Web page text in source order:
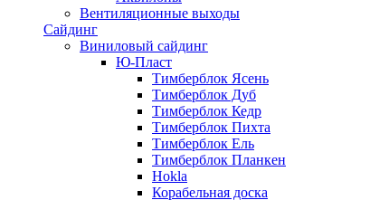
Вентиляционные выходы
Сайдинг
Виниловый сайдинг
Ю-Пласт
Тимберблок Ясень
Тимберблок Дуб
Тимберблок Кедр
Тимберблок Пихта
Тимберблок Ель
Тимберблок Планкен
Hokla
Корабельная доска